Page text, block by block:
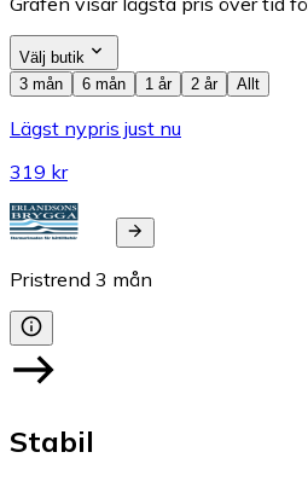
Välj butik
3 mån
6 mån 1 år 2 år Allt
Lägst nypris just nu
319 kr
Pristrend 3 mån
Stabil